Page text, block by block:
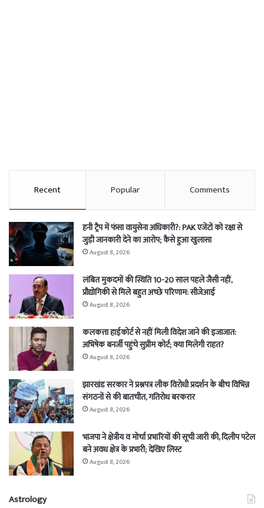
Recent Popular Comments
हनी ट्रैप में फंसा वायुसेना अधिकारी?: PAK एजेंटों को रक्षा से
जुड़ी जानकारी देने का आरोप; कैसे हुआ खुलासा
August 8, 2026
लंबित मुकदमों की स्थिति 10-20 साल पहले जैसी नहीं,
प्रौद्योगिकी से मिले बहुत अच्छे परिणाम: सीजेआई
August 8, 2026
कलकत्ता हाईकोर्ट से नहीं मिली विदेश जाने की इजाजात:
अभिषेक बनर्जी पहुंचे सुप्रीम कोर्ट; क्या मिलेगी राहत?
August 8, 2026
झारखंड सरकार ने प्रश्नपत्र लीक विरोधी प्रदर्शन के बीच विभिन्न
संगठनों से की बातचीत, गतिरोध बरकरार
August 8, 2026
भाजपा ने क्षेत्रीय व मोर्चा प्रभारियों की सूची जारी की, दिलीप पटेल
बने अवध क्षेत्र के प्रभारी; देखिए लिस्ट
August 8, 2026
Astrology